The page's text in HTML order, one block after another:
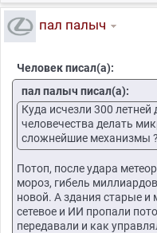
пал палыч
Человек писал(а):
пал палыч писал(а):
Куда исчезли 300 летней
человечества делать
сложнейшие механизмы ?
Потоп, после удара
мороз, гибель
новой. А здания старые и
сетевое и ИИ пропали
передавали и как